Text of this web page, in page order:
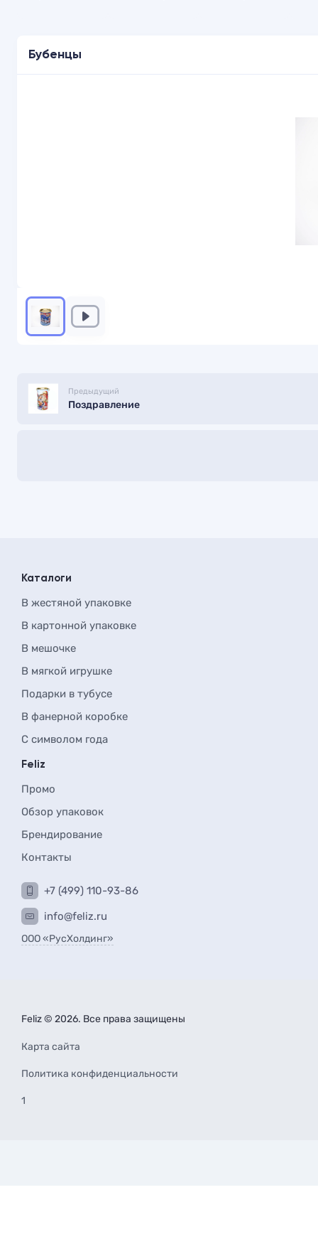
Бубенцы
Предыдущий
Поздравление
Каталоги
В жестяной упаковке
В картонной упаковке
В мешочке
В мягкой игрушке
Подарки в тубусе
В фанерной коробке
С символом года
Feliz
Промо
Обзор упаковок
Брендирование
Контакты
+7 (499) 110-93-86
info@feliz.ru
ООО «РусХолдинг»
Feliz © 2026. Все права защищены
Карта сайта
Политика конфиденциальности